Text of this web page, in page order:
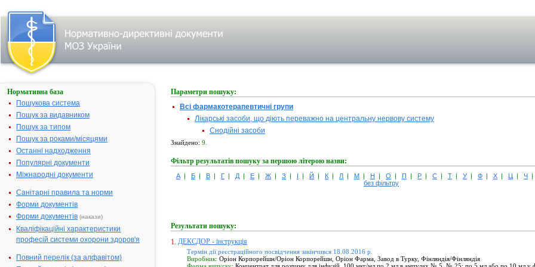
Нормативна база
Пошукова система
Пошук за видавником
Пошук за типом
Пошук за роками/місяцями
Останні надходження
Популярні документи
Міжнародні документи
Санітарні правила та норми
Форми документів
Форми документів (накази)
Кваліфікаційні характеристики
професій системи охорони здоров'я
Повний перелік (за алфавітом)
Параметри пошуку:
Всі фармакотерапевтичні групи
Лікарські засоби, що діють переважно на центральну нервову систему
Снодійні засоби
Знайдено: 9.
Фільтр результатів пошуку за першою літерою назви:
А | Б | В | Г | Д | Е | Ж | З | І | Й | К | Л | М | Н | О | П | Р | С | Т | У | Ф | Х | Ц | Ч |
без фільтру
Результати пошуку:
1. ДЕКСДОР - інструкція
Термін дії реєстраційного посвідчення закінчився 18.08.2016 р.
Виробник: Оріон Корпорейшн/Оріон Корпорейшн, Оріон Фарма, Завод в Турку, Фінляндія/Фінляндія